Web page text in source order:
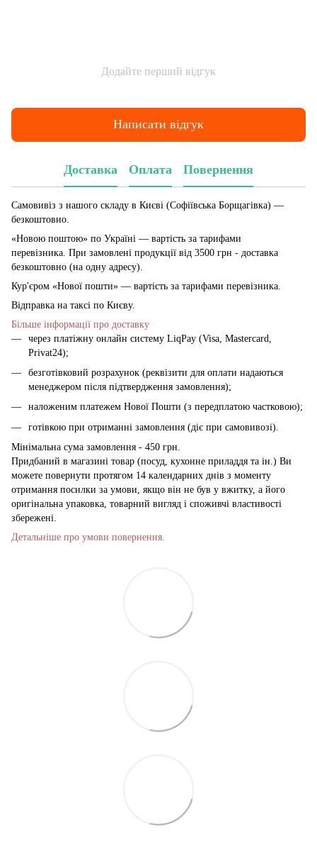
Додайте перший відгук
Написати відгук
Доставка Оплата Повернення
Самовивіз з нашого складу в Києві (Софіївська Борщагівка) —
безкоштовно.
«Новою поштою» по Україні — вартість за тарифами
перевізника. При замовлені продукції від 3500 грн - доставка
безкоштовно (на одну адресу).
Кур'єром «Нової пошти» — вартість за тарифами перевізника.
Відправка на таксі по Києву.
Більше інформації про доставку
через платіжну онлайн систему LiqPay (Visa, Mastercard,
Privat24);
безготівковий розрахунок (реквізити для оплати надаються
менеджером після підтвердження замовлення);
наложеним платежем Нової Пошти (з передплатою частковою);
готівкою при отриманні замовлення (діє при самовивозі).
Мінімальна сума замовлення - 450 грн.
Придбаний в магазині товар (посуд, кухонне приладдя та ін.) Ви
можете повернути протягом 14 календарних днів з моменту
отримання посилки за умови, якщо він не був у вжитку, а його
оригінальна упаковка, товарний вигляд і споживчі властивості
збережені.
Детальніше про умови повернення.